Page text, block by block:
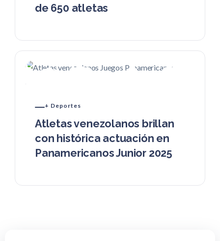
de 650 atletas
+ Deportes
Atletas venezolanos brillan
con histórica actuación en
Panamericanos Junior 2025